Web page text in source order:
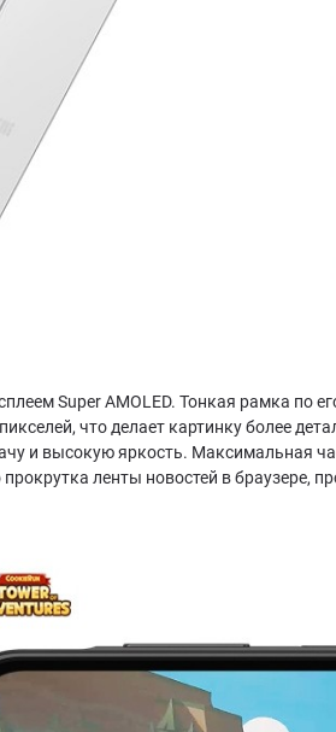
Super AMOLED. Тонкая рамка по
что делает картинку более
и высокую яркость. Максимальная
ленты новостей в